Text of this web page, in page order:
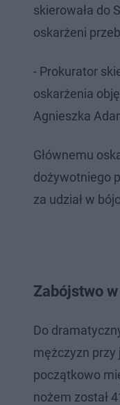
skierowała do
oskarżeni
- Prokurator
oskarżenia
Agnieszka
Głównemu
dożywotniego
za udział w
Zabójstwo
Do
mężczyzn przy
początkowo
nożem został